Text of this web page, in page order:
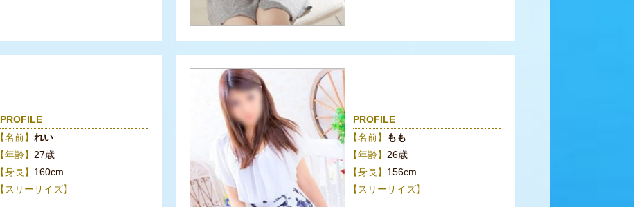
PROFILE
【名前】れい
【年齢】27歳
【身長】 160cm
【スリーサイズ】
PROFILE
【名前】
もも
【年齢】26歳
【身長】 156cm
【スリーサイズ】